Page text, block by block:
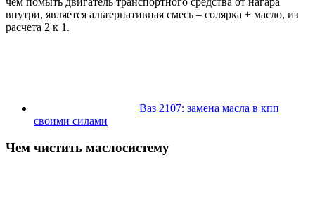
внутри, является альтернативная смесь – солярка + масло, из
расчета 2 к 1.
Ваз 2107: замена масла в кпп
своими силами
Чем чистить маслосистему